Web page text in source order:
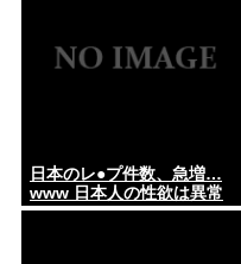
日本のレ●プ件数、急増…
www 日本人の性欲は異常